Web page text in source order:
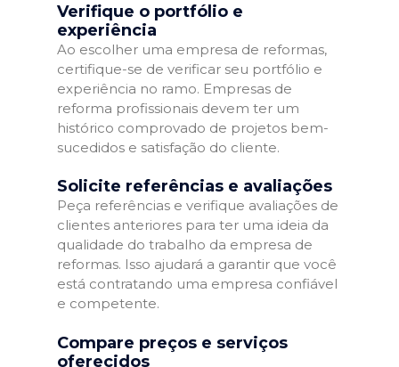
Verifique o portfólio e
experiência
Ao escolher uma empresa de reformas,
certifique-se de verificar seu portfólio e
experiência no ramo. Empresas de
reforma profissionais devem ter um
histórico comprovado de projetos bem-
sucedidos e satisfação do cliente.
Solicite referências e avaliações
Peça referências e verifique avaliações de
clientes anteriores para ter uma ideia da
qualidade do trabalho da empresa de
reformas. Isso ajudará a garantir que você
está contratando uma empresa confiável
e competente.
Compare preços e serviços
oferecidos